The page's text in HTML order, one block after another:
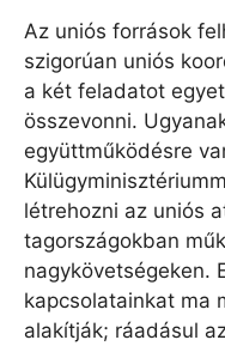
Az uniós források
szigorúan uniós
a két feladatot
összevonni.
együttműködésre
létrehozni az uniós
tagországokban
nagykövetségeken.
kapcsolatainkat ma
alakítják; ráadásul